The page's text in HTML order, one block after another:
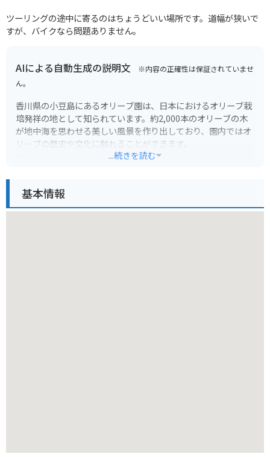
ツーリングの途中に寄るのはちょうどいい場所です。道幅が狭いで
すが、バイクなら問題ありません。
AIによる自動生成の説明文 ※内容の正確性は保証されていませ
ん。
香川県の小豆島にあるオリーブ園は、日本におけるオリーブ栽
培発祥の地として知られています。約2,000本のオリーブの木
が地中海を思わせる美しい風景を作り出しており、園内ではオ
リーブの歴史や文化に触れることができます。
内海の島々やオリーブ畑を一望できます。また、オリーブオイ
ルや化粧品などの特産品を購入したり、オリーブを使った料理
...続きを読む
基本情報